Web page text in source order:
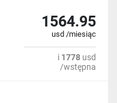
1564.95
usd /miesiąc
i 1778 usd
/wstępna